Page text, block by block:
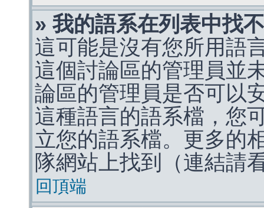
» 我的語系在列表中找
這可能是沒有您所用語
這個討論區的管理員並
論區的管理員是否可以
這種語言的語系檔，您
立您的語系檔。更多的
隊網站上找到（連結請
回頂端